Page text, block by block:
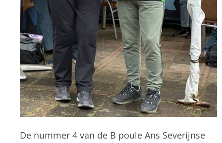
De nummer 4 van de B poule Ans Severijnse